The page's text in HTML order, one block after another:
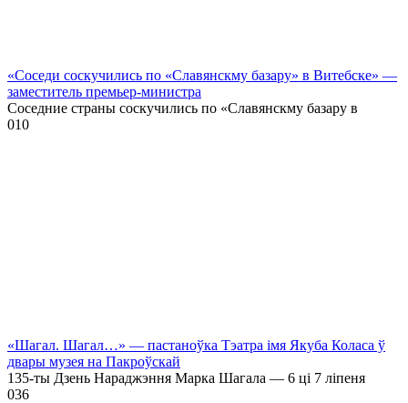
«Соседи соскучились по «Славянскму базару» в Витебске» —
заместитель премьер-министра
Соседние страны соскучились по «Славянскму базару в
010
«Шагал. Шагал…» — пастаноўка Тэатра імя Якуба Коласа ў
двары музея на Пакроўскай
135-ты Дзень Нараджэння Марка Шагала — 6 ці 7 ліпеня
036